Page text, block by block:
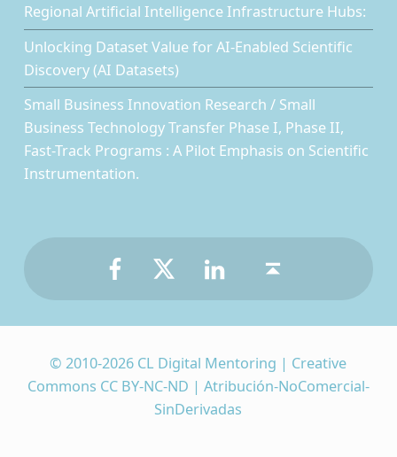
Regional Artificial Intelligence Infrastructure Hubs:
Unlocking Dataset Value for AI-Enabled Scientific
Discovery (AI Datasets)
Small Business Innovation Research / Small
Business Technology Transfer Phase I, Phase II,
Fast-Track Programs : A Pilot Emphasis on Scientific
Instrumentation.
© 2010-2026 CL Digital Mentoring | Creative
Commons CC BY-NC-ND | Atribución-NoComercial-
SinDerivadas